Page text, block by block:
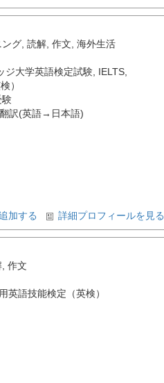
ング, 読解, 作文 海外生活
ジ大学英語検定試験, IELTS,
）
験
翻訳(英語→日本語)
加する 詳細プロフィールを見る
, 作文
英語技能検定（英検）